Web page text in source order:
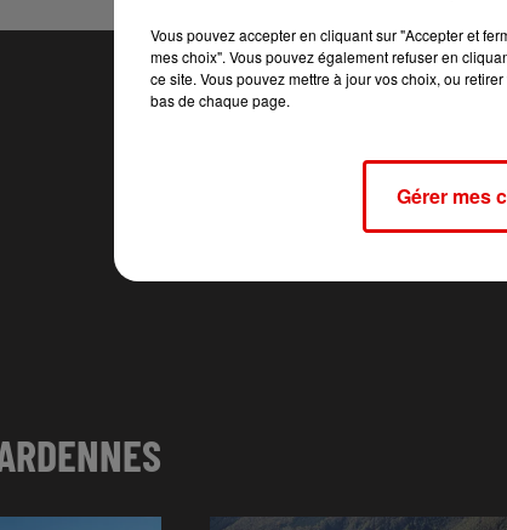
Vous pouvez accepter en cliquant sur "Accepter et
mes choix". Vous pouvez également refuser en
ce site. Vous pouvez mettre à jour vos choix, ou
bas de chaque page.
Gérer mes